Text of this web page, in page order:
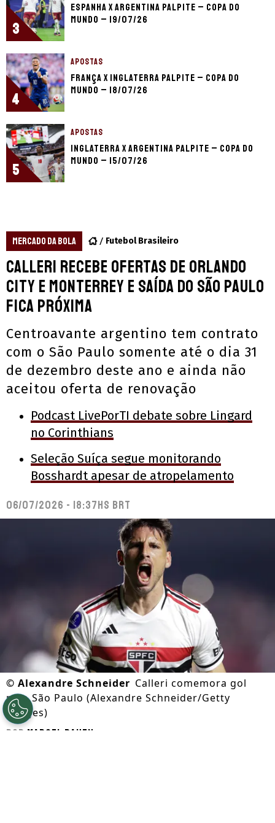
3
Espanha x Argentina palpite – Copa do
Mundo – 19/07/26
4
APOSTAS
França x Inglaterra palpite – Copa do
Mundo – 18/07/26
5
APOSTAS
Inglaterra x Argentina palpite – Copa do
Mundo – 15/07/26
MERCADO DA BOLA Futebol Brasileiro
Calleri recebe ofertas de Orlando
City e Monterrey e saída do São Paulo
fica próxima
Centroavante argentino tem contrato
com o São Paulo somente até o dia 31
de dezembro deste ano e ainda não
aceitou oferta de renovação
Podcast LivePorTI debate sobre Lingard
no Corinthians
Seleção Suíça segue monitorando
Bosshardt apesar de atropelamento
06/07/2026 - 18:37hs BRT
© Alexandre Schneider Calleri comemora gol
pelo São Paulo (Alexandre Schneider/Getty
Images)
Por Marcel Rauen